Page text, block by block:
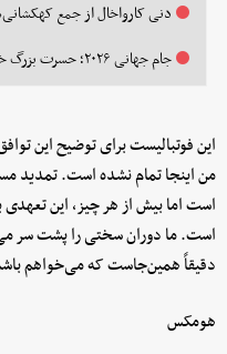
دنی کارواخال از جمع
جام جهانی ۲۰۲۶؛ حسرت بزرگ خولن لوپتگی برای اولین حضور
این فوتبالیست برای توضیح این
من اینجا تمام نشده است. تمدید
است اما بیش از هر چیز، این تعهدی
است. ما دوران سختی را پشت سر
دقیقاً همین‌جاست که می‌خواهم
هومکس